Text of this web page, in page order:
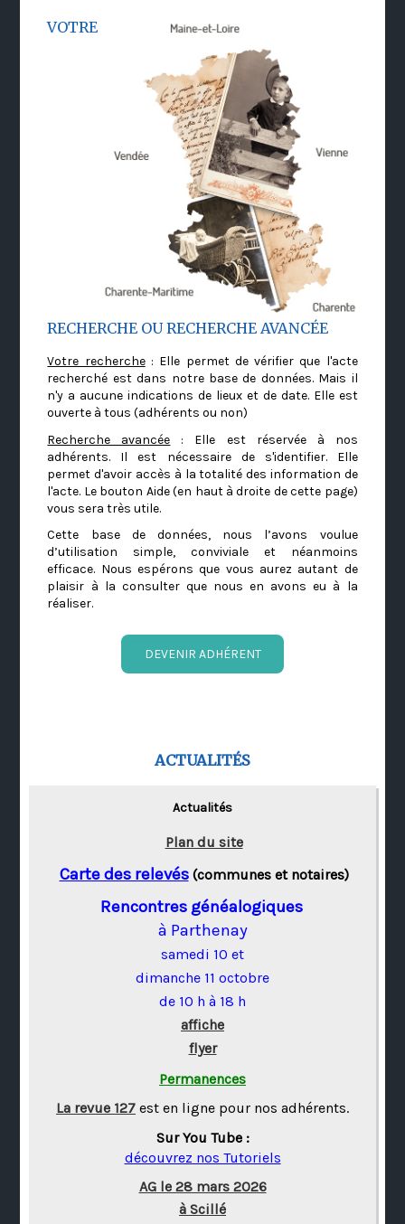
VOTRE
RECHERCHE OU RECHERCHE AVANCÉE
Votre recherche: Elle permet de vérifier que l'acte
recherché est dans notre base de données. Mais il
n'y a aucune indications de lieux et de date. Elle est
ouverte à tous (adhérents ou non)
Recherche avancée : Elle est réservée à nos
adhérents. Il est nécessaire de s'identifier. Elle
permet d'avoir accès à la totalité des information de
l'acte. Le bouton Aide (en haut à droite de cette page)
vous sera très utile.
Cette base de données, nous l’avons voulue
d’utilisation simple, conviviale et néanmoins
efficace. Nous espérons que vous aurez autant de
plaisir à la consulter que nous en avons eu à la
réaliser.
DEVENIR ADHÉRENT
ACTUALITÉS
Actualités
Plan du site
Carte des relevés(communes et notaires)
Rencontres généalogiques
à Parthenay
samedi 10 et
dimanche 11 octobre
de 10 h à 18 h
affiche
flyer
Permanences
La revue 127 est en ligne pour nos adhérents.
Sur You Tube :
découvrez nos Tutoriels
AG le 28 mars 2026
à Scillé